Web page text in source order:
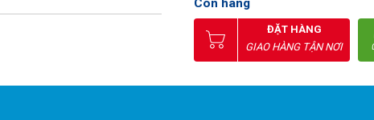
ĐẶT HÀNG
GIAO HÀNG TẬN NƠI